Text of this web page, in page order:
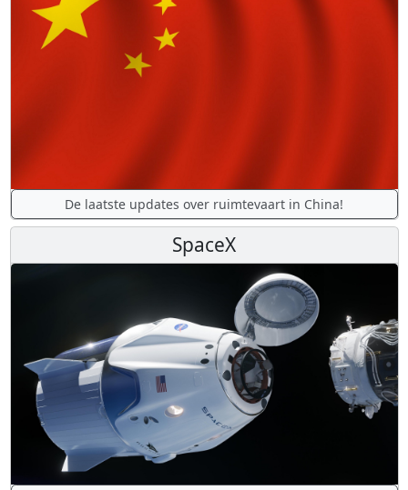
De laatste updates over ruimtevaart in China!
SpaceX